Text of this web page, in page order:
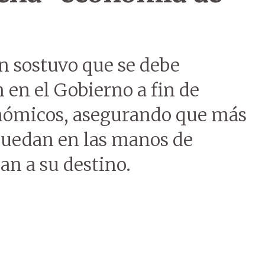
sostuvo que se debe
el Gobierno a fin de
asegurando que más
en las manos de
a su destino.